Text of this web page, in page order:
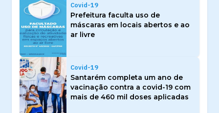
Covid-19
Prefeitura faculta uso de
máscaras em locais abertos e ao
ar livre
Covid-19
Santarém completa um ano de
vacinação contra a covid-19 com
mais de 460 mil doses aplicadas